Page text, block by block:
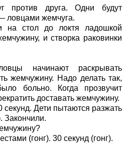
против друга. Одни будут
ловцами жемчуга.
на стол до локтя ладошкой
и створка раковинки
начинают раскрывать
жемчужину. Надо делать так,
больно. Когда прозвучит
доставать жемчужину.
секунд. Дети пытаются разжать
Закончили.
(гонг). 30 секунд (гонг).